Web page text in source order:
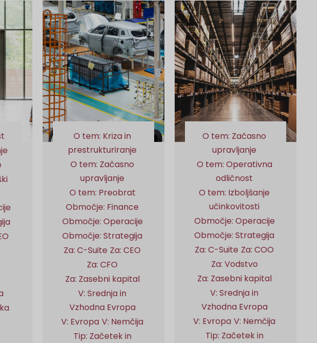
O tem: Kriza in
prestrukturiranje
O tem: Začasno
upravljanje
O tem: Preobrat
Območje: Finance
Območje: Operacije
Območje: Strategija
Za: C-Suite Za: CEO
Za: CFO
Za: Zasebni kapital
V: Srednja in
Vzhodna Evropa
V: Evropa V: Nemčija
Tip: Začetek in
O tem: Začasno
upravljanje
O tem: Operativna
odličnost
O tem: Izboljšanje
učinkovitosti
Območje: Operacije
Območje: Strategija
Za: C-Suite Za: COO
Za: Vodstvo
Za: Zasebni kapital
V: Srednja in
Vzhodna Evropa
V: Evropa V: Nemčija
Tip: Začetek in